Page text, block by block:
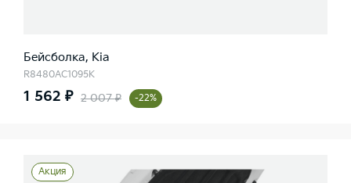
Бейсболка, Kia
R8480AC1095K
1 562 ₽ 2 007 ₽ -22%
Акция